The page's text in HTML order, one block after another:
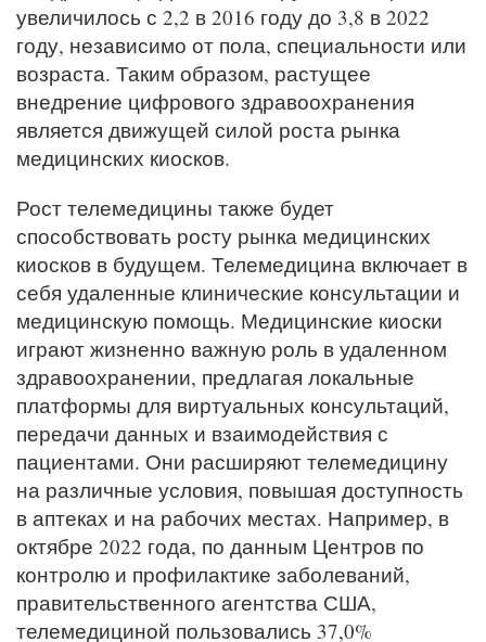
увеличилось с 2,2 в 2016 году до 3,8 в 2022
году, независимо от пола, специальности или
возраста. Таким образом, растущее
внедрение цифрового здравоохранения
является движущей силой роста рынка
медицинских киосков.
Рост телемедицины также будет
способствовать росту рынка медицинских
киосков в будущем. Телемедицина включает в
себя удаленные клинические консультации и
медицинскую помощь. Медицинские киоски
играют жизненно важную роль в удаленном
здравоохранении, предлагая локальные
платформы для виртуальных консультаций,
передачи данных и взаимодействия с
пациентами. Они расширяют телемедицину
на различные условия, повышая доступность
в аптеках и на рабочих местах. Например, в
октябре 2022 года, по данным Центров по
контролю и профилактике заболеваний,
правительственного агентства США,
телемедициной пользовались 37,0%